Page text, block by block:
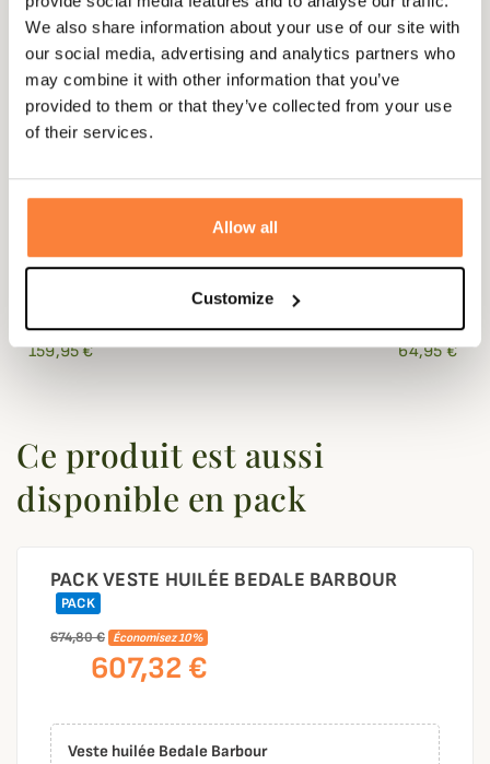
We also share information about your use of our site with
our social media, advertising and analytics partners who
may combine it with other information that you’ve
provided to them or that they’ve collected from your use
of their services.
Allow all
Customize
159,95 €
64,95 €
Ce produit est aussi
disponible en pack
PACK VESTE HUILÉE BEDALE BARBOUR
PACK
674,80 €
Économisez 10%
607,32 €
Veste huilée Bedale Barbour